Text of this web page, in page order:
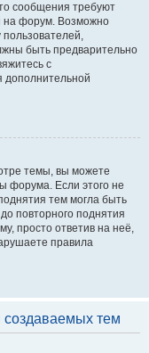
сообщения требуют
на форум. Возможно
пользователей,
быть предварительно
с
дополнительной
темы, вы можете
форума. Если этого не
тем могла быть
повторного поднятия
просто ответив на неё,
правила
тем